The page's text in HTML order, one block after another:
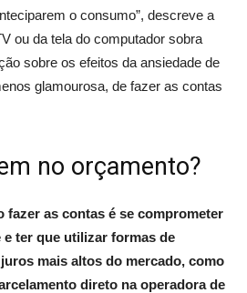
o consumo”, descreve a
ou da tela do computador sobra
sobre os efeitos da ansiedade de
glamourosa, de fazer as contas
no orçamento?
fazer as contas é se comprometer
ter que utilizar formas de
mais altos do mercado, como
direto na operadora de